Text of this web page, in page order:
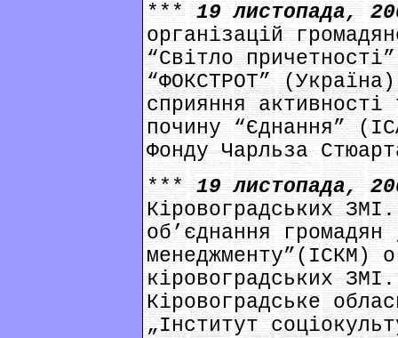
***19 листопада,
організацій
“Світло
“ФОКСТРОТ”
сприяння активності
почину “Єднання”
Фонду Чарльза
***19 листопада,
Кіровоградських
об’єднання громадян
менеджменту”(ІСКМ)
кіровоградських
Кіровоградське
„Інститут